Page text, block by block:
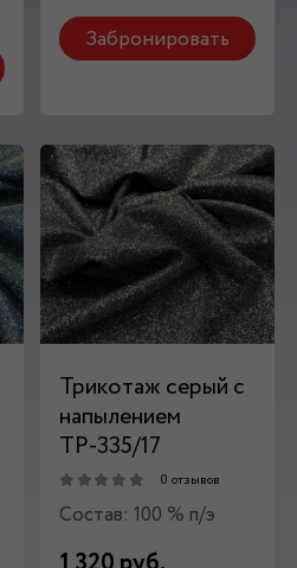
Забронировать
Трикотаж серый c
напылением
ТР-335/17
0 отзывов
Состав: 100 % п/э